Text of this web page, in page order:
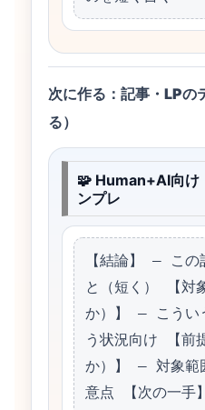
次に作る：記事・LPの
る）
🧩 Human+AI向け
ンプレ
【結論】 – この
と（短く） 【対
か）】 – こうい
う状況向け 【前
か）】 – 対象範
意点 【次の一手